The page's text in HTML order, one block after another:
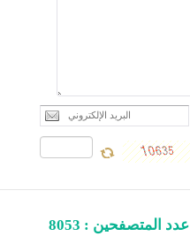
عدد المتصفحين : 8053